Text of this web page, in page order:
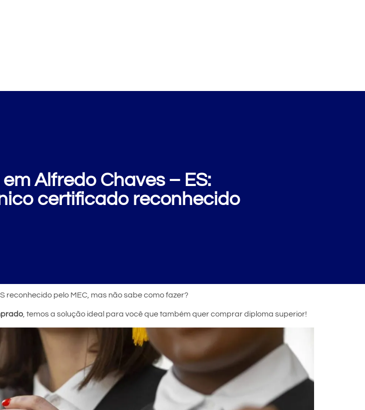
Alfredo Chaves – ES:
certificado reconhecido
reconhecido pelo MEC, mas não sabe como fazer?
, temos a solução ideal para você que também quer comprar diploma superior!